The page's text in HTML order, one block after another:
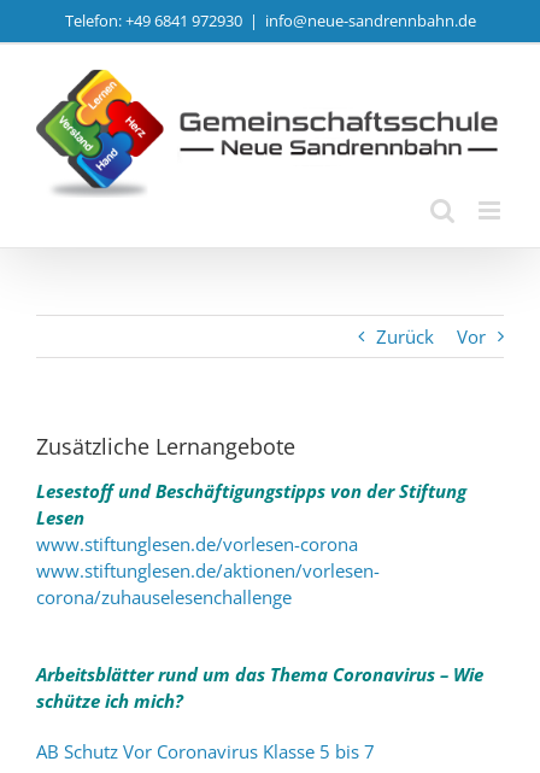
Inhalt
Telefon: +49 6841 972930 | info@neue-sandrennbahn.de
Zurück Vor
Zusätzliche Lernangebote
Lesestoff und Beschäftigungstipps von der Stiftung
Lesen
www.stiftunglesen.de/vorlesen-corona
www.stiftunglesen.de/aktionen/vorlesen-
corona/zuhauselesenchallenge
Arbeitsblätter rund um das Thema Coronavirus – Wie
schütze ich mich?
AB Schutz Vor Coronavirus Klasse 5 bis 7